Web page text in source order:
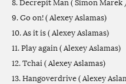
8. Decrepit Man ( Šimon Marek
9. Go on! ( Alexey Aslamas)
10. As it is ( Alexey Aslamas)
11. Play again ( Alexey Aslamas)
12. Tchai ( Alexey Aslamas)
13. Hangoverdrive ( Alexey